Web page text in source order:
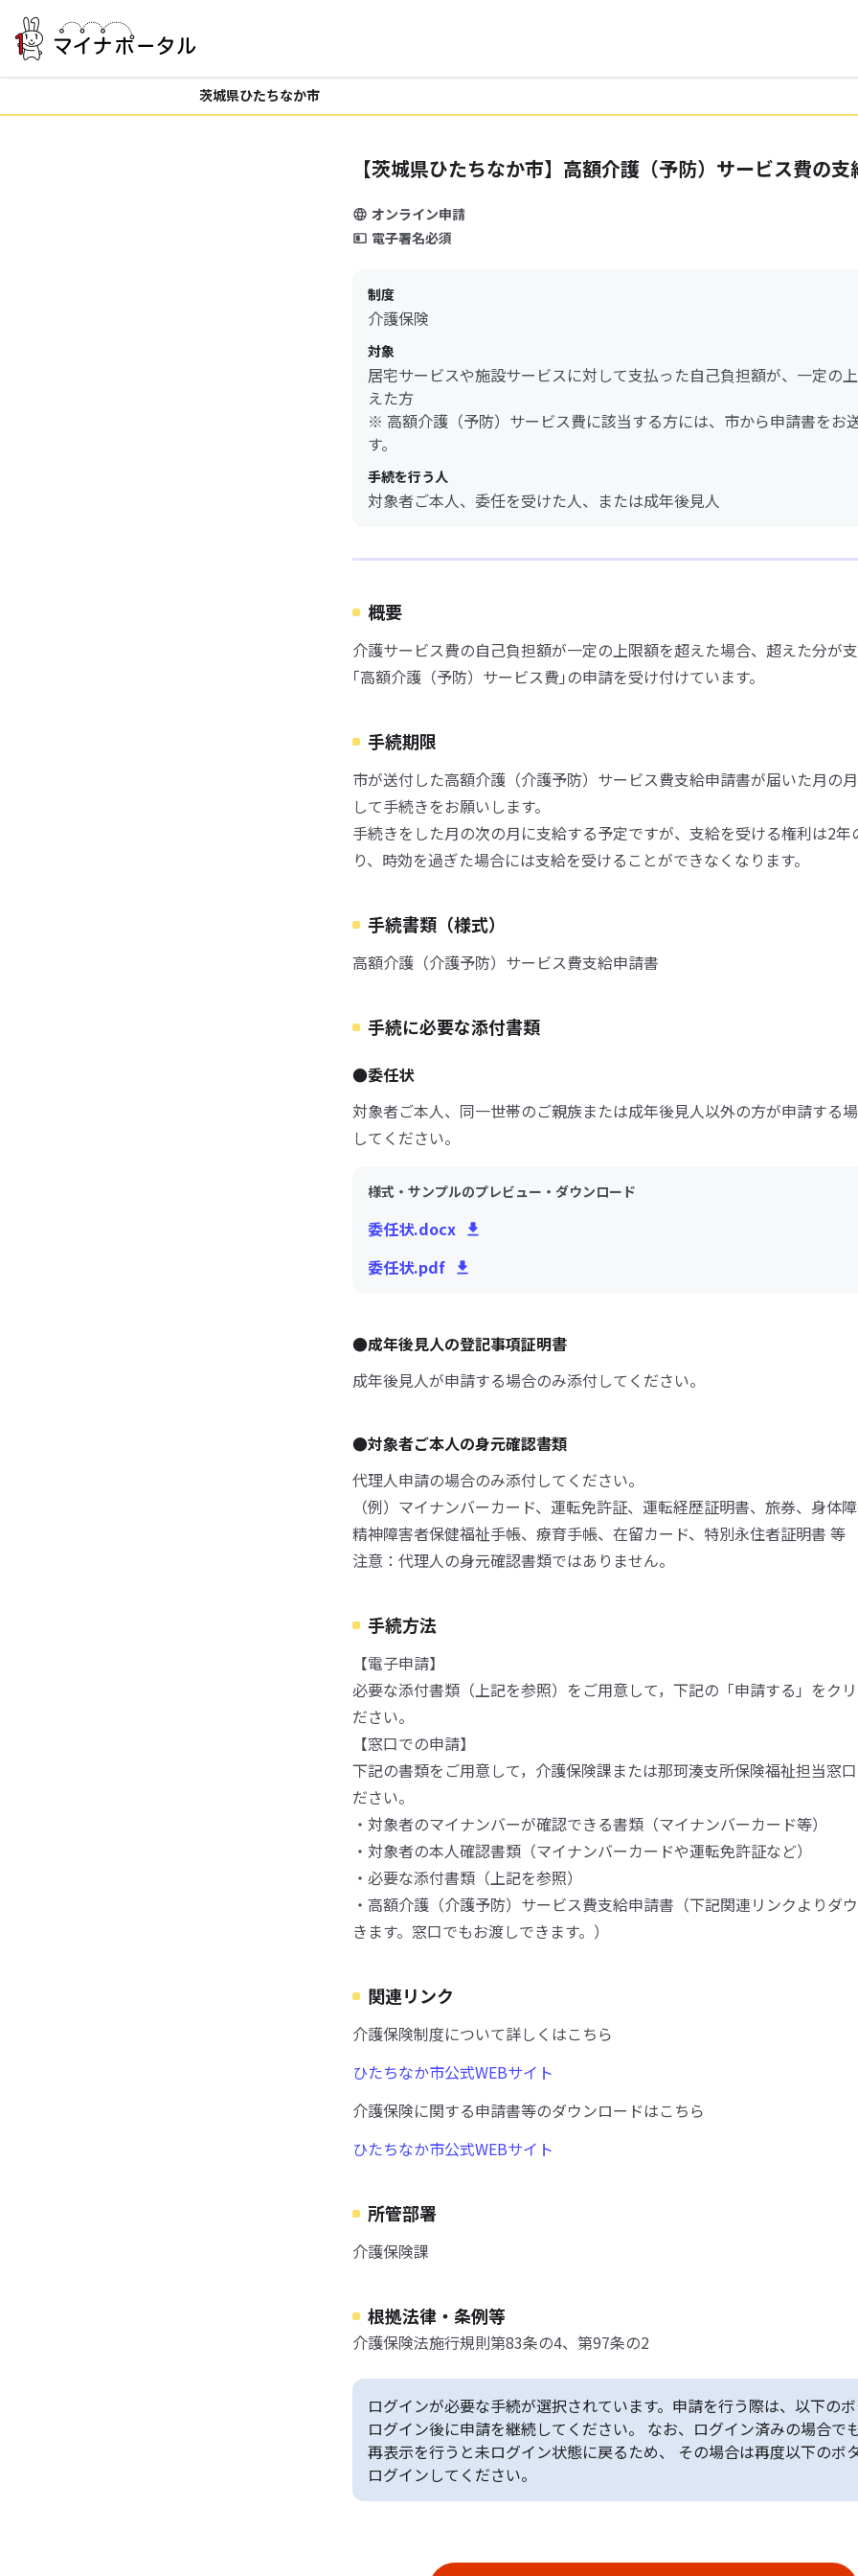
茨城県ひたちなか市
【茨城県ひたちなか市】高額介護（予防）サービス費の支
オンライン申請
電子署名必須
制度
介護保険
対象
居宅サービスや施設サービスに対して支払った自己負担額が、一定の
えた方
※ 高額介護（予防）サービス費に該当する方には、市から申請書をお
す。
手続を行う人
対象者ご本人、委任を受けた人、または成年後見人
概要
介護サービス費の自己負担額が一定の上限額を超えた場合、超えた分が
｢高額介護（予防）サービス費｣の申請を受け付けています。
手続期限
市が送付した高額介護（介護予防）サービス費支給申請書が届いた月の
して手続きをお願いします。
手続きをした月の次の月に支給する予定ですが、支給を受ける権利は2年
り、時効を過ぎた場合には支給を受けることができなくなります。
手続書類（様式）
高額介護（介護予防）サービス費支給申請書
手続に必要な添付書類
●委任状
対象者ご本人、同一世帯のご親族または成年後見人以外の方が申請する
してください。
様式・サンプルのプレビュー・ダウンロード
委任状.docx
委任状.pdf
●成年後見人の登記事項証明書
成年後見人が申請する場合のみ添付してください。
●対象者ご本人の身元確認書類
代理人申請の場合のみ添付してください。
（例）マイナンバーカード、運転免許証、運転経歴証明書、旅券、身体障
精神障害者保健福祉手帳、療育手帳、在留カード、特別永住者証明書 等
注意：代理人の身元確認書類ではありません。
手続方法
【電子申請】
必要な添付書類（上記を参照）をご用意して，下記の「申請する」をク
ださい。
【窓口での申請】
下記の書類をご用意して，介護保険課または那珂湊支所保険福祉担当窓
ださい。
・対象者のマイナンバーが確認できる書類（マイナンバーカード等）
・対象者の本人確認書類（マイナンバーカードや運転免許証など）
・必要な添付書類（上記を参照）
・高額介護（介護予防）サービス費支給申請書（下記関連リンクよりダ
きます。窓口でもお渡しできます。）
関連リンク
介護保険制度について詳しくはこちら
ひたちなか市公式WEBサイト
介護保険に関する申請書等のダウンロードはこちら
ひたちなか市公式WEBサイト
所管部署
介護保険課
根拠法律・条例等
介護保険法施行規則第83条の4、第97条の2
ログインが必要な手続が選択されています。申請を行う際は、以下の
ログイン後に申請を継続してください。 なお、ログイン済みの場合で
再表示を行うと未ログイン状態に戻るため、 その場合は再度以下のボ
ログインしてください。